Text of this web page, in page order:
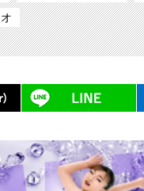
ツイート